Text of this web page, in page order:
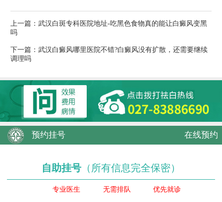
上一篇： 武汉白斑专科医院地址-吃黑色食物真的能让白癜风变黑
吗
下一篇： 武汉白癜风哪里医院不错?白癜风没有扩散，还需要继续
调理吗
预约挂号 在线预约
自助挂号 （所有信息完全保密）
专业医生 无需排队 优先就诊